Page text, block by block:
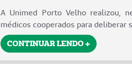
A Unimed Porto Velho realizou,
médicos cooperados para deliberar
CONTINUAR LENDO +